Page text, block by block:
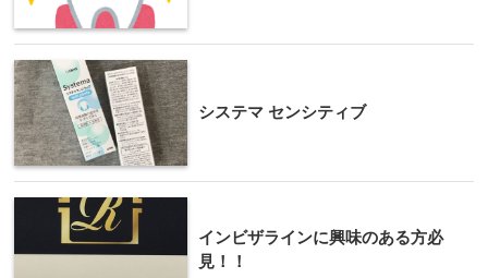
システマ センシティブ
インビザラインに興味のある方必
見！！